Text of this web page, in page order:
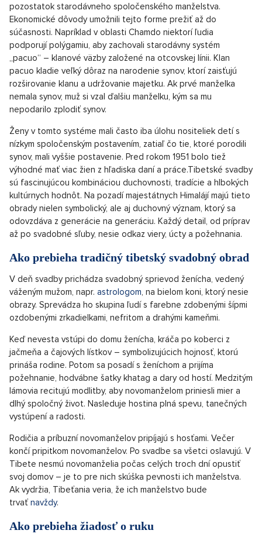
pozostatok starodávneho spoločenského manželstva.
Ekonomické dôvody umožnili tejto forme prežiť až do
súčasnosti. Napríklad v oblasti Chamdo niektorí ľudia
podporují polýgamiu, aby zachovali starodávny systém
„pacuo“ – klanové väzby založené na otcovskej línii. Klan
pacuo kladie veľký dôraz na narodenie synov, ktorí zaisťujú
rozširovanie klanu a udržovanie majetku. Ak prvé manželka
nemala synov, muž si vzal ďalšiu manželku, kým sa mu
nepodarilo zplodiť synov.
Ženy v tomto systéme mali často iba úlohu nositeliek detí s
nízkym spoločenským postavením, zatiaľ čo tie, ktoré porodili
synov, mali vyššie postavenie. Pred rokom 1951 bolo tiež
výhodné mať viac žien z hľadiska daní a práce.Tibetské svadby
sú fascinujúcou kombináciou duchovnosti, tradície a hlbokých
kultúrnych hodnôt. Na pozadí majestátnych Himalájí majú tieto
obrady nielen symbolický, ale aj duchovný význam, ktorý sa
odovzdáva z generácie na generáciu. Každý detail, od príprav
až po svadobné sľuby, nesie odkaz viery, úcty a požehnania.
Ako prebieha tradičný tibetský svadobný obrad
V deň svadby prichádza svadobný sprievod ženícha, vedený
váženým mužom, napr. astrologom, na bielom koni, ktorý nesie
obrazy. Sprevádza ho skupina ľudí s farebne zdobenými šípmi
ozdobenými zrkadielkami, nefritom a drahými kameňmi.
Keď nevesta vstúpi do domu ženícha, kráča po koberci z
jačmeňa a čajových lístkov – symbolizujúcich hojnosť, ktorú
prináša rodine. Potom sa posadí s ženíchom a prijíma
požehnanie, hodvábne šatky khatag a dary od hostí. Medzitým
lámovia recitujú modlitby, aby novomanželom priniesli mier a
dlhý spoločný život. Nasleduje hostina plná spevu, tanečných
vystúpení a radosti.
Rodičia a príbuzní novomanželov pripíjajú s hosťami. Večer
končí pripitkom novomanželov. Po svadbe sa všetci oslavujú. V
Tibete nesmú novomanželia počas celých troch dní opustiť
svoj domov – je to pre nich skúška pevnosti ich manželstva.
Ak vydržia, Tibeťania veria, že ich manželstvo bude
trvať navždy.
Ako prebieha žiadosť o ruku